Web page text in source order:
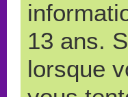
13 ans.
lorsque